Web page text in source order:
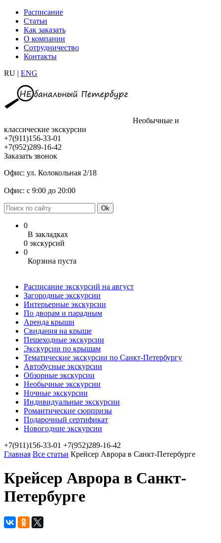
Расписание
Статьи
Как заказать
О компании
Сотрудничество
Контакты
RU | ENG
Необычные и
классические экскурсии
+7(911)156-33-01
+7(952)289-16-42
Заказать звонок
Офис: ул. Колокольная 2/18
Офис: с 9:00 до 20:00
0
В закладках
0 экскурсий
0
Корзина пуста
Расписание экскурсий на август
Загородные экскурсии
Интерьерные экскурсии
По дворам и парадным
Аренда крыши
Свидания на крыше
Пешеходные экскурсии
Экскурсии по крышам
Тематические экскурсии по Санкт-Петербургу
Автобусные экскурсии
Обзорные экскурсии
Необычные экскурсии
Ночные экскурсии
Индивидуальные экскурсии
Романтические сюрпризы
Подарочный сертификат
Новогодние экскурсии
+7(911)156-33-01 +7(952)289-16-42
Главная Все статьи Крейсер Аврора в Санкт-Петербурге
Крейсер Аврора в Санкт-
Петербурге